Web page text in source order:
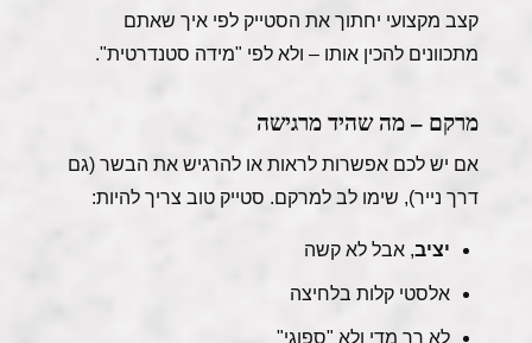
קצב מקצועי יחתוך את הסטייק לפי איך שאתם
מתכוונים להכין אותו – ולא לפי "מידה סטנדרטית".
מרקם – מה שהיד מרגישה
אם יש לכם אפשרות לראות או להרגיש את הבשר (גם
דרך נייר), שימו לב למרקם. סטייק טוב צריך להיות:
יציב , אבל לא קשה
אלסטי קלות בלחיצה
לא רך מדי ולא "ספוגי"